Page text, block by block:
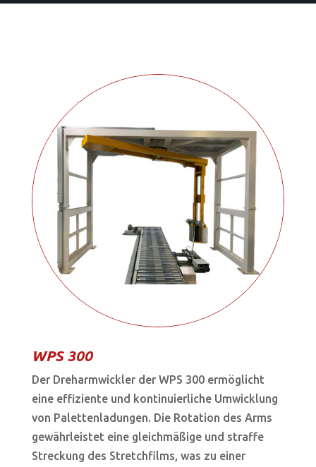
WPS 300
Der Dreharmwickler der WPS 300 ermöglicht
eine effiziente und kontinuierliche Umwicklung
von Palettenladungen. Die Rotation des Arms
gewährleistet eine gleichmäßige und straffe
Streckung des Stretchfilms, was zu einer